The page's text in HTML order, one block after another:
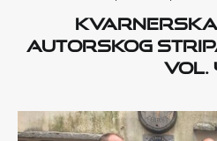
autorskog
vol.